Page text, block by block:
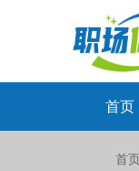
首页
首页